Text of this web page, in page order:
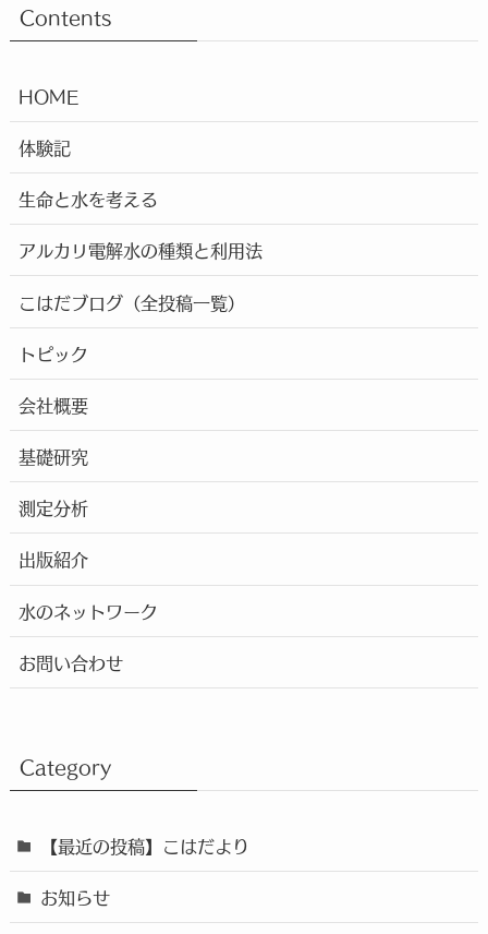
Contents
HOME
体験記
生命と水を考える
アルカリ電解水の種類と利用法
こはだブログ（全投稿一覧）
トピック
会社概要
基礎研究
測定分析
出版紹介
水のネットワーク
お問い合わせ
Category
【最近の投稿】こはだより
お知らせ